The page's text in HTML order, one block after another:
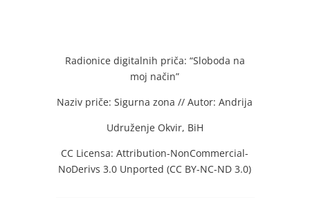
Radionice digitalnih priča: “Sloboda na
moj način”
Naziv priče: Sigurna zona // Autor: Andrija
Udruženje Okvir, BiH
CC Licensa: Attribution-NonCommercial-
NoDerivs 3.0 Unported (CC BY-NC-ND 3.0)